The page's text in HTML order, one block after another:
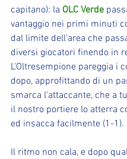
capitano): la OLC Verde
vantaggio nei primi minuti
dal limite dell'area che
diversi giocatori finendo in
L'Oltresempione pareggia i
dopo, approfittando di un
smarca l'attaccante, che a
il nostro portiere lo atterra
ed insacca facilmente (1-1).
Il ritmo non cala, e dopo